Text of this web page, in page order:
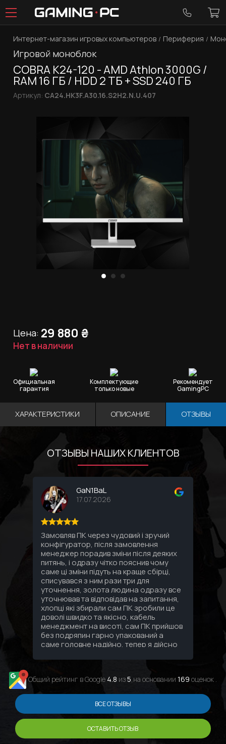
Интернет-магазин игровых компьютеров Периферия
Игровой моноблок
COBRA K24-120 - AMD Athlon 3000G /
RAM 16 ГБ / HDD 2 ТБ + SSD 240 ГБ
Артикул: CA24.HK3F.A30.16.S2H2.N.U.407
Официальная
гарантия
Комплектующие
только новые
Рекомендует
GamingPC
Цена: 29 880 ₴
Нет в наличии
ХАРАКТЕРИСТИКИ ОПИСАНИЕ ОТЗЫВЫ
ОТЗЫВЫ НАШИХ КЛИЕНТОВ
GaN1BaL
17.07.2026
Замовляв ПК через чудовий і зручий
конфігуратор, після замовлення
менеджер порадив зміни після деяких
питянь, і одразу чітко пояснив чому
саме ці зміни підуть на краще сбірці,
списувався з ним рази три для
уточнення, золота людина одразу все
уточнював та відповідав на запитання,
хлопці які збирали сам ПК зробили це
доволі швидко та якісно, кабель
менеджмент на висоті, сам ПК прийшов
без подряпин гарно упакований а
саме головне надійно, тепер я дійсно
останні 10 років найкращий сервіс та
Общий рейтинг в Google 4.8 из5,на основании 169 оценок .
ВСЕ ОТЗЫВЫ
ОСТАВИТЬ ОТЗЫВ